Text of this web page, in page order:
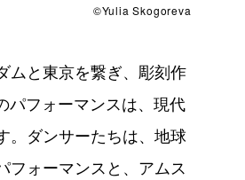
©Yulia Skogoreva
ムと東京を繋ぎ、彫刻作
パフォーマンスは、現代
。ダンサーたちは、地球
フォーマンスと、アムス